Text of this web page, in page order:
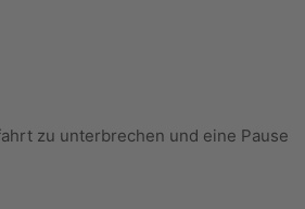
zu unterbrechen und eine Pause